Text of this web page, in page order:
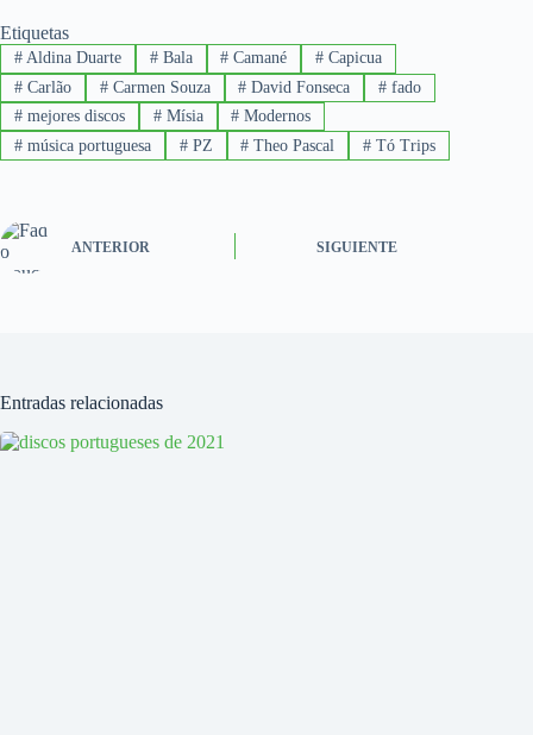
Etiquetas
#Aldina Duarte #Bala # Camané # Capicua
#Carlão #Carmen Souza # David Fonseca # fado
#mejores discos #Mísia # Modernos
#música portuguesa #PZ # Theo Pascal # Tó Trips
ANTERIOR SIGUIENTE
Entradas relacionadas